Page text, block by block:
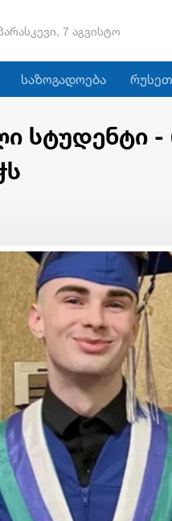
7 აგვისტო
საზოგადოება
სტუდენტი -